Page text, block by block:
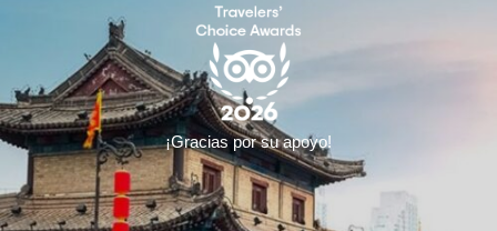
¡Gracias por su apoyo!